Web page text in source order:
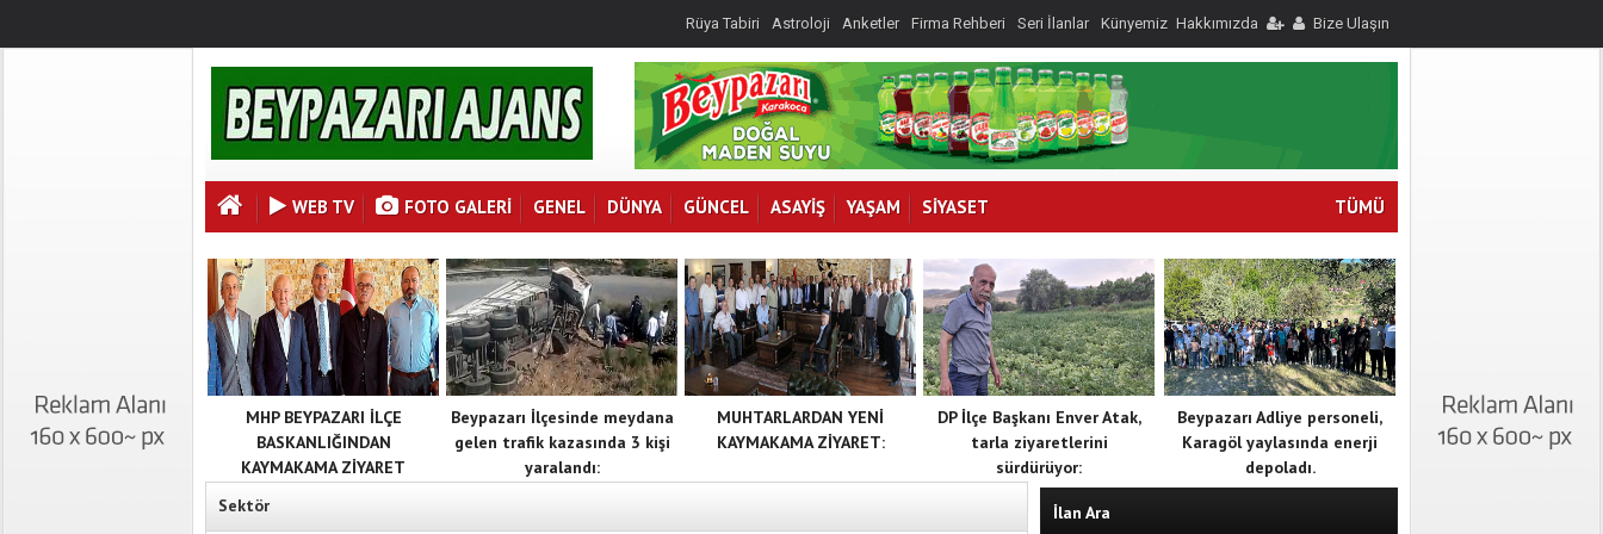
Rüya Tabiri Astroloji Anketler Firma Rehberi Seri İlanlar Künyemiz Hakkımızda Bize Ulaşın
WEB TV FOTO GALERI GENEL DÜNYA GÜNCEL ASAYİŞ YAŞAM SİYASET TÜMÜ
MHP BEYPAZARI İLÇE
BASKANLIĞINDAN
KAYMAKAMA ZİYARET
Beypazarı İlçesinde meydana
gelen trafik kazasında 3 kişi
yaralandı:
MUHTARLARDAN YENİ
KAYMAKAMA ZİYARET:
Beypazarı Adliye personeli,
Karagöl yaylasında enerji
depoladı.
DP İlçe Başkanı Enver Atak,
tarla ziyaretlerini
sürdürüyor:
Sektör
İlan Ara